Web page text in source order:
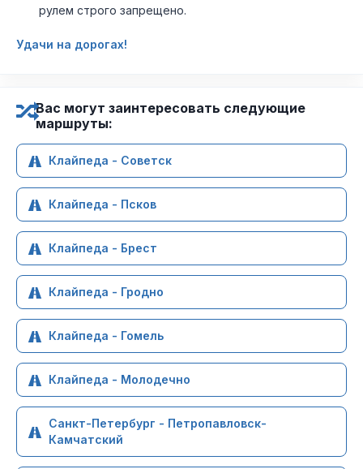
рулем строго запрещено.
Удачи на дорогах!
Вас могут заинтересовать следующие
маршруты:
Клайпеда - Советск
Клайпеда - Псков
Клайпеда - Брест
Клайпеда - Гродно
Клайпеда - Гомель
Клайпеда - Молодечно
Санкт-Петербург - Петропавловск-
Камчатский